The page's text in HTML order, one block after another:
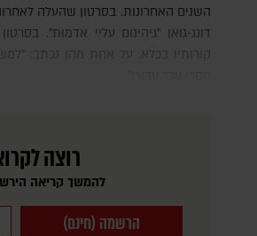
השנים האחרונות. בסרטון שהעלה
דונג-גואן "גיהינום עליי אדמות".
קורותיו בכלא. על אחת מהן נכתב:
רוצה
להמשך קריאה
הרשמה (חינם)